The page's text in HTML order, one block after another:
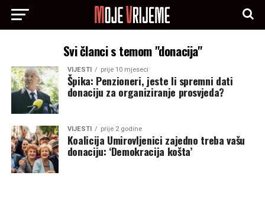
Svi članci s temom "donacija"
VIJESTI prije 10 mjeseci
Špika: Penzioneri, jeste li spremni dati
donaciju za organiziranje prosvjeda?
VIJESTI prije 2 godine
Koalicija Umirovljenici zajedno treba vašu
donaciju: ‘Demokracija košta’